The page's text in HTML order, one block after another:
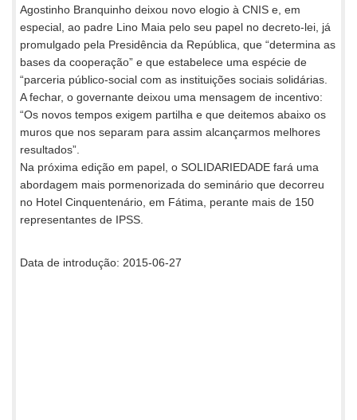
Agostinho Branquinho deixou novo elogio à CNIS e, em
especial, ao padre Lino Maia pelo seu papel no decreto-lei, já
promulgado pela Presidência da República, que “determina as
bases da cooperação” e que estabelece uma espécie de
“parceria público-social com as instituições sociais solidárias.
A fechar, o governante deixou uma mensagem de incentivo:
“Os novos tempos exigem partilha e que deitemos abaixo os
muros que nos separam para assim alcançarmos melhores
resultados”.
Na próxima edição em papel, o SOLIDARIEDADE fará uma
abordagem mais pormenorizada do seminário que decorreu
no Hotel Cinquentenário, em Fátima, perante mais de 150
representantes de IPSS.
Data de introdução: 2015-06-27